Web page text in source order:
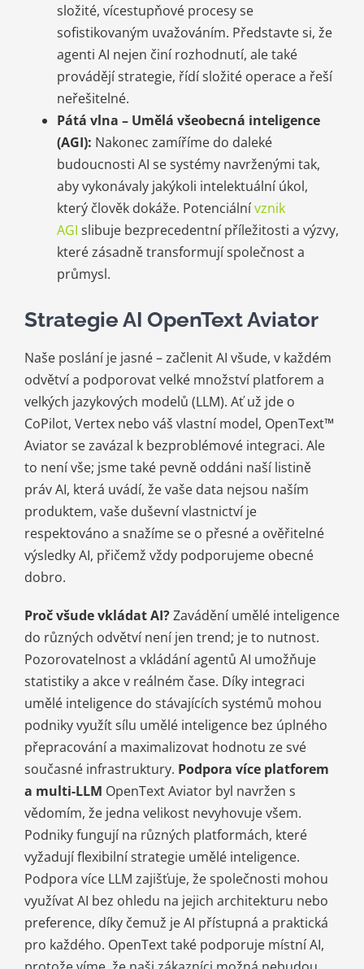
složité, vícestupňové procesy se
sofistikovaným uvažováním. Představte si, že
agenti AI nejen činí rozhodnutí, ale také
provádějí strategie, řídí složité operace a řeší
neřešitelné.
Pátá vlna – Umělá všeobecná inteligence
(AGI): Nakonec zamíříme do daleké
budoucnosti AI se systémy navrženými tak,
aby vykonávaly jakýkoli intelektuální úkol,
který člověk dokáže. Potenciálnívznik
AGI slibuje bezprecedentní příležitosti a výzvy,
které zásadně transformují společnost a
průmysl.
Strategie AI OpenText Aviator
Naše poslání je jasné – začlenit AI všude, v každém
odvětví a podporovat velké množství platforem a
velkých jazykových modelů (LLM). Ať už jde o
CoPilot, Vertex nebo váš vlastní model, OpenText™
Aviator se zavázal k bezproblémové integraci. Ale
to není vše; jsme také pevně oddáni naší listině
práv AI, která uvádí, že vaše data nejsou naším
produktem, vaše duševní vlastnictví je
respektováno a snažíme se o přesné a ověřitelné
výsledky AI, přičemž vždy podporujeme obecné
dobro.
Proč všude vkládat AI?Zavádění umělé inteligence
do různých odvětví není jen trend; je to nutnost.
Pozorovatelnost a vkládání agentů AI umožňuje
statistiky a akce v reálném čase. Díky integraci
umělé inteligence do stávajících systémů mohou
podniky využít sílu umělé inteligence bez úplného
přepracování a maximalizovat hodnotu ze své
současné infrastruktury. Podpora více platforem
a multi-LLM OpenText Aviator byl navržen s
vědomím, že jedna velikost nevyhovuje všem.
Podniky fungují na různých platformách, které
vyžadují flexibilní strategie umělé inteligence.
Podpora více LLM zajišťuje, že společnosti mohou
využívat AI bez ohledu na jejich architekturu nebo
preference, díky čemuž je AI přístupná a praktická
pro každého. OpenText také podporuje místní AI,